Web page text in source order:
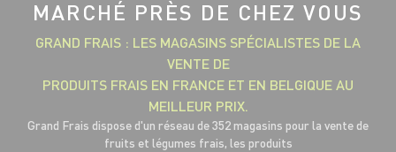
MARCHÉ PRÈS DE CHEZ VOUS
GRAND FRAIS : LES MAGASINS SPÉCIALISTES DE LA
VENTE DE
PRODUITS FRAIS EN FRANCE ET EN BELGIQUE AU
MEILLEUR PRIX.
Grand Frais dispose d'un réseau de 352 magasins pour la vente de
fruits et légumes frais, les produits